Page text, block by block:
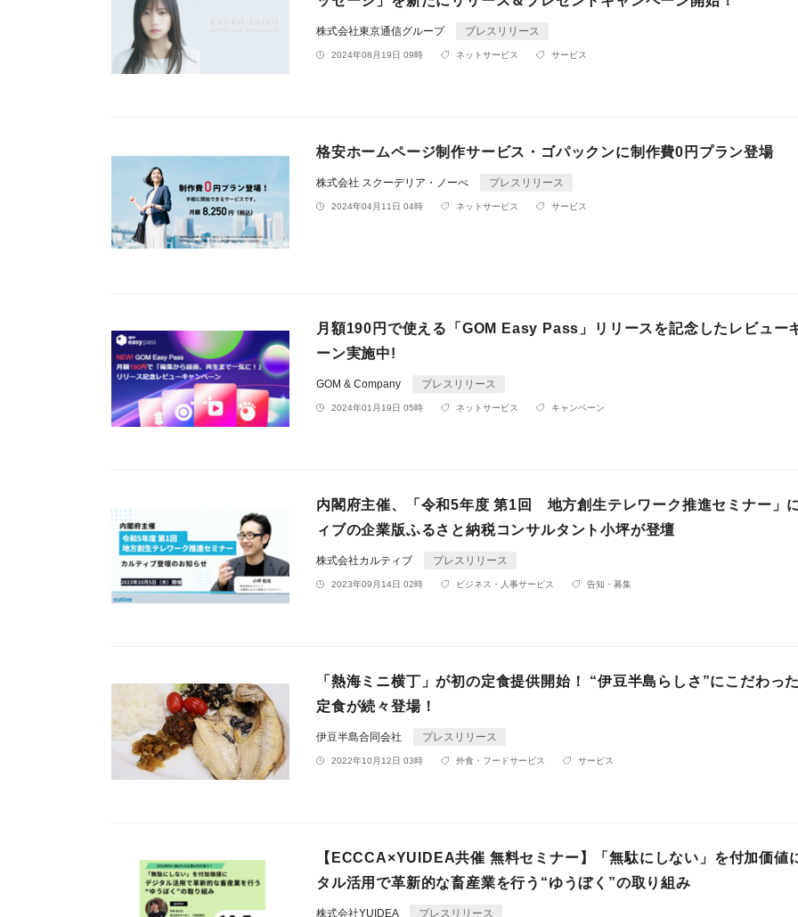
株式会社東京通信グループ プレスリリース
2024年08月19日 09時 ネットサービス サービス
格安ホームページ制作サービス・ゴパックンに制作費0円プラン登場
株式会社 スクーデリア・ノーべ プレスリリース
2024年04月11日 04時 ネットサービス サービス
月額190円で使える「GOM Easy Pass」リリースを記念したレビュー
ーン実施中!
GOM & Company プレスリリース
2024年01月19日 05時 ネットサービス キャンペーン
内閣府主催、「令和5年度 第1回 地方創生テレワーク推進セミナー」
ィブの企業版ふるさと納税コンサルタント小坪が登壇
株式会社カルティブ プレスリリース
2023年09月14日 02時 ビジネス・人事サービス 告知・募集
「熱海ミニ横丁」が初の定食提供開始！ “伊豆半島らしさ”にこだわっ
定食が続々登場！
伊豆半島合同会社 プレスリリース
2022年10月12日 03時 外食・フードサービス サービス
【ECCCA×YUIDEA共催 無料セミナー】「無駄にしない」を付加価値
タル活用で革新的な畜産業を行う“ゆうぼく”の取り組み
株式会社YUIDEA プレスリリース